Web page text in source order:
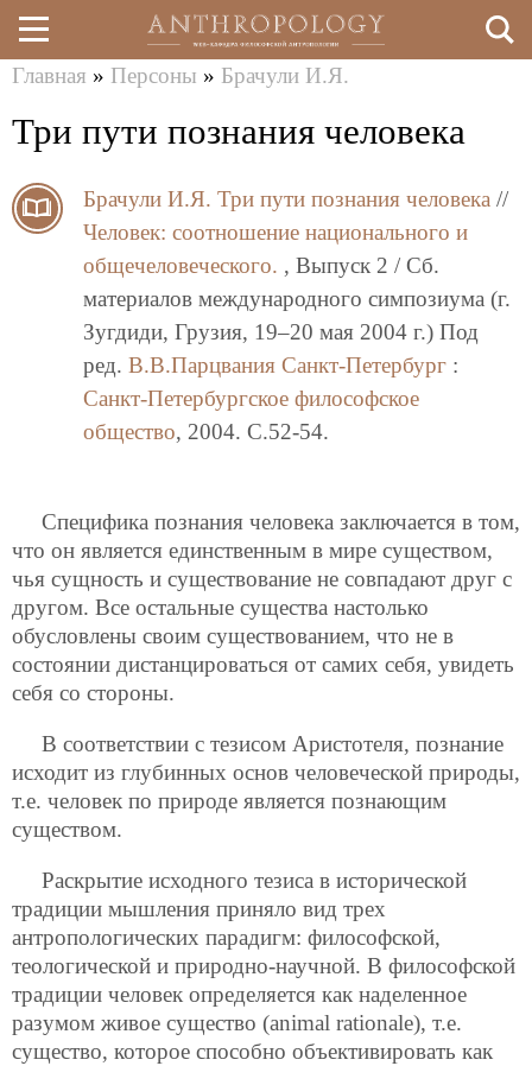
Перейти
к
содержанию
здесь
Главная » Персоны » Брачули И.Я.
Три пути познания человека
Брачули И.Я. Три пути познания человека //
Человек: соотношение национального и
общечеловеческого. , Выпуск 2 / Сб.
материалов международного симпозиума (г.
Зугдиди, Грузия, 19–20 мая 2004 г.) Под
ред. В.В.Парцвания Санкт-Петербург :
Санкт-Петербургское философское
общество, 2004. C.52-54.
Специфика познания человека заключается в том,
что он является единственным в мире существом,
чья сущность и существование не совпадают друг с
другом. Все остальные существа настолько
обусловлены своим существованием, что не в
состоянии дистанцироваться от самих себя, увидеть
себя со стороны.
В соответствии с тезисом Аристотеля, познание
исходит из глубинных основ человеческой природы,
т.е. человек по природе является познающим
существом.
Раскрытие исходного тезиса в исторической
традиции мышления приняло вид трех
антропологических парадигм: философской,
теологической и природно-научной. В философской
традиции человек определяется как наделенное
разумом живое существо (animal rationale), т.е.
существо, которое способно объективировать как